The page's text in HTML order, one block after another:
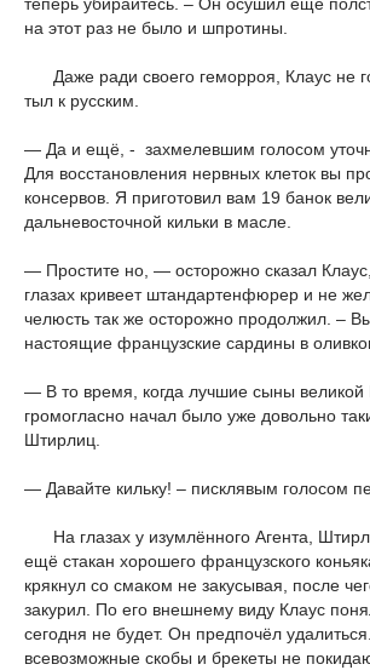
на этот раз не было и шпротины.
Даже ради своего геморроя, Клаус не
тыл к русским.
— Да и ещё, - захмелевшим голосом
Для восстановления нервных клеток вы
консервов. Я приготовил вам 19 банок
дальневосточной кильки в масле.
— Простите но, — осторожно сказал
глазах кривеет штандартенфюрер и не
челюсть так же осторожно продолжил. –
настоящие французские сардины в
— В то время, когда лучшие сыны
громогласно начал было уже довольно
Штирлиц.
— Давайте кильку! – писклявым голосом
На глазах у изумлённого Агента,
ещё стакан хорошего французского
крякнул со смаком не закусывая, после
закурил. По его внешнему виду Клаус
сегодня не будет. Он предпочёл
всевозможные скобы и брекеты не